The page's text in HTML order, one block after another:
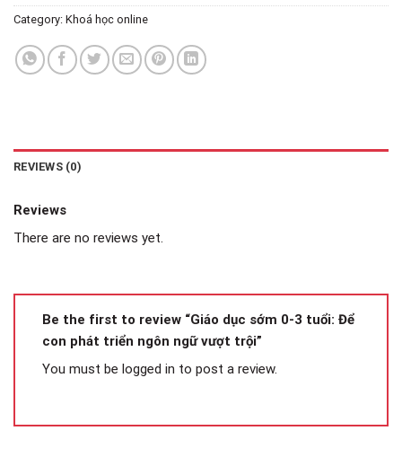
Category: Khoá học online
REVIEWS (0)
Reviews
There are no reviews yet.
Be the first to review “Giáo dục sớm 0-3 tuổi: Để
con phát triển ngôn ngữ vượt trội”
You must be logged in to post a review.